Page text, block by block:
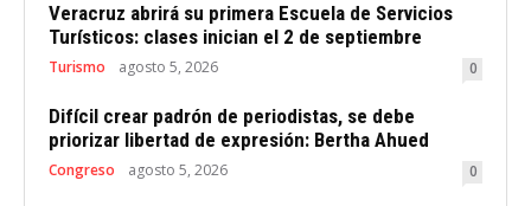
Veracruz abrirá su primera Escuela de Servicios
Turísticos: clases inician el 2 de septiembre
Turismo agosto 5, 2026 0
Difícil crear padrón de periodistas, se debe
priorizar libertad de expresión: Bertha Ahued
Congreso agosto 5, 2026 0